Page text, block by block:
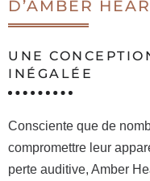
D’AMBER
UNE
INÉGALÉE
Consciente que de
compromettre leur
perte auditive, Amber